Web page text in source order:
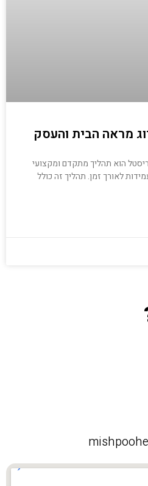
מראה הבית והעסק
הוא תהליך מתקדם ומקצועי
לאורך זמן. תהליך זה כולל